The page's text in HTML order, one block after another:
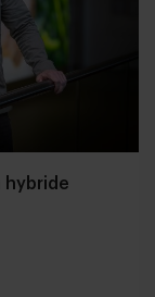
hybride